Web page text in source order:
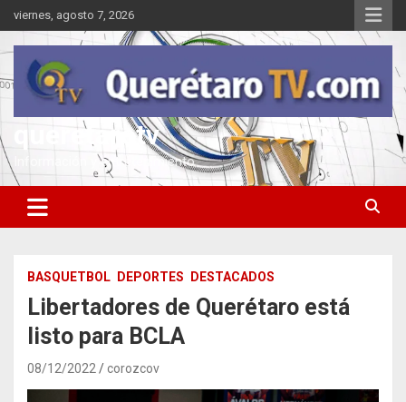
Saltar
al
contenido
viernes, agosto 7, 2026
queretarotv
Información y entretenimiento
BASQUETBOL DEPORTES DESTACADOS
Libertadores de Querétaro está
listo para BCLA
08/12/2022 corozcov